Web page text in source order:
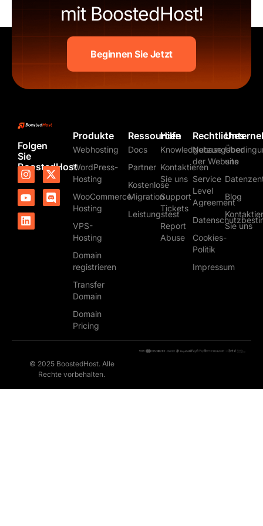
mit BoostedHost!
Beginnen Sie Jetzt
Folgen
Sie
BoostedHost
I
n
s
t
a
g
X
-
t
w
Y
o
u
t
u
b
D
i
s
c
L
i
n
k
e
d
Produkte
Webhosting
WordPress-
Hosting
WooCommerce-
Hosting
VPS-
Hosting
Domain
registrieren
Transfer
Domain
Domain
Pricing
Ressourcen
Docs
Partner
Kostenlose
Migration
Leistungstest
Hilfe
Knowledgebase
Kontaktieren
Sie uns
Support
Tickets
Report
Abuse
Rechtliches
der Website
Service
Level
Agreement
Cookies-
Politik
Impressum
Über
uns
Blog
Sie uns
© 2025 BoostedHost. Alle
Rechte vorbehalten.